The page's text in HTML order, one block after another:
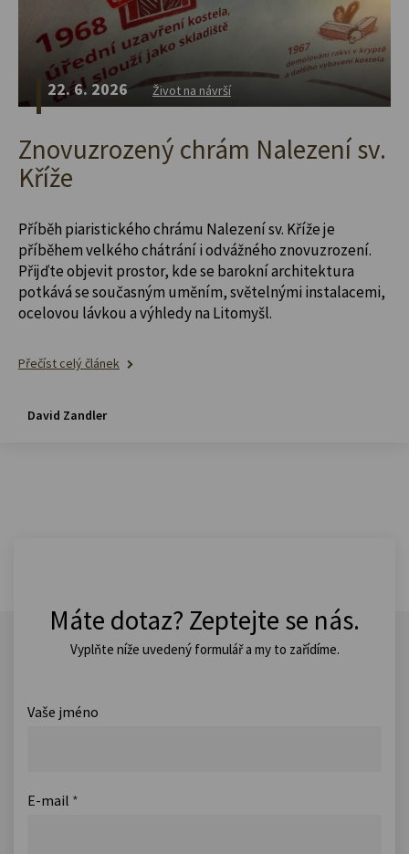
22. 6. 2026 Život na návrší
Znovuzrozený chrám Nalezení sv.
Kříže
Příběh piaristického chrámu Nalezení sv. Kříže je
příběhem velkého chátrání i odvážného znovuzrození.
Přijďte objevit prostor, kde se barokní architektura
potkává se současným uměním, světelnými instalacemi,
ocelovou lávkou a výhledy na Litomyšl.
Přečíst celý článek
David Zandler
Máte dotaz? Zeptejte se nás.
Vyplňte níže uvedený formulář a my to zařídíme.
Vaše jméno
E-mail *